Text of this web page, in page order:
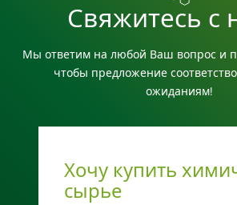
Свяжитесь с
Мы ответим на любой Ваш вопрос и
чтобы предложение
ожиданиям!
Хочу купить
сырье